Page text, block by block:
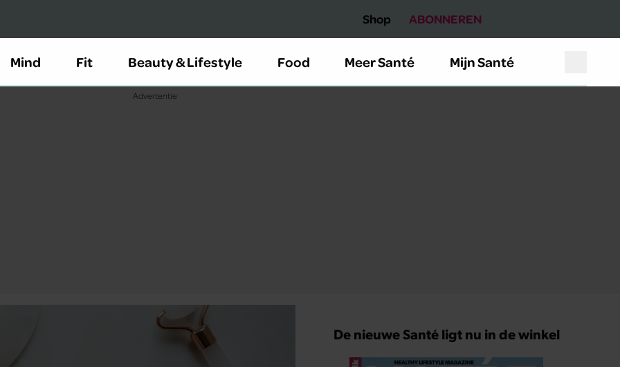
Shop ABONNEREN
Mind Fit Beauty & Lifestyle Food Meer Santé Mijn Santé
De nieuwe Santé ligt nu in de winkel